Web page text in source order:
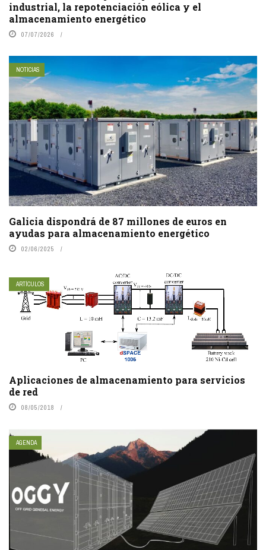
industrial, la repotenciación eólica y el
almacenamiento energético
07/07/2026
NOTICIAS
Galicia dispondrá de 87 millones de euros en
ayudas para almacenamiento energético
02/06/2025
ARTÍCULOS
Aplicaciones de almacenamiento para servicios
de red
08/05/2018
AGENDA